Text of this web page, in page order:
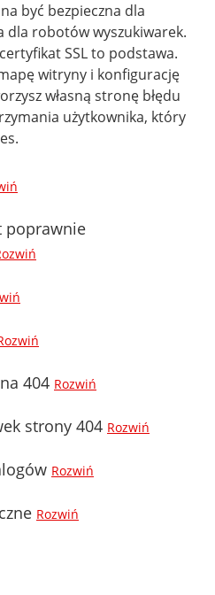
być bezpieczna dla
dla robotów wyszukiwarek.
SSL to podstawa.
witryny i konfigurację
własną stronę błędu
użytkownika, który
poprawnie
404 Rozwiń
strony 404 Rozwiń
Rozwiń
Rozwiń